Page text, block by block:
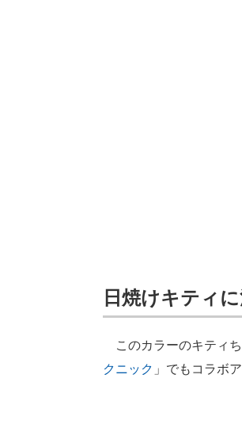
日焼けキティに
このカラーのキティち
クニック 」でもコラボ